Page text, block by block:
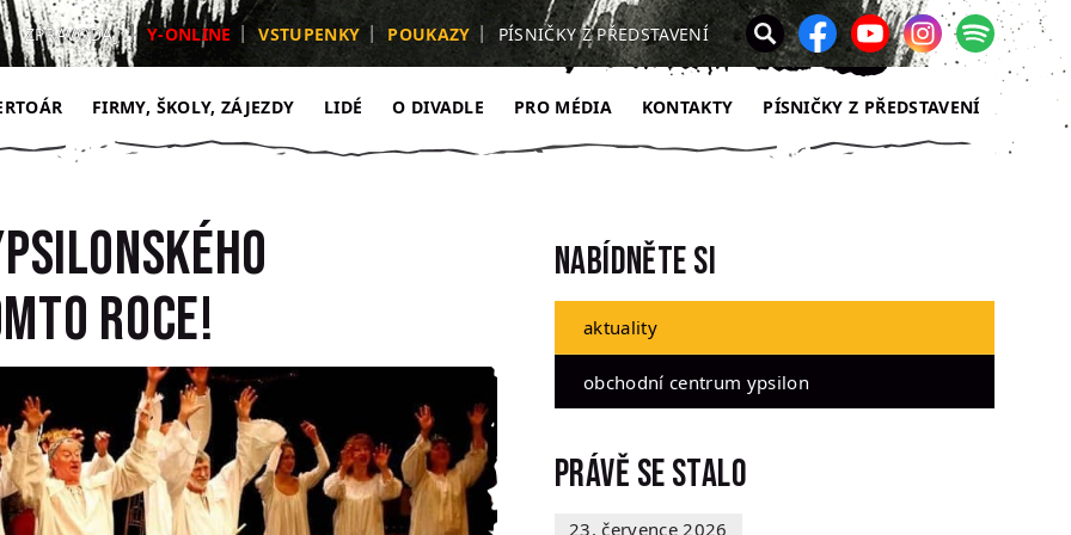
FIRMY, ŠKOLY, ZÁJEZDY LIDÉ O DIVADLE PRO MÉDIA KONTAKTY PÍSNIČKY Z PŘEDSTAVENÍ
ZPRAVODAJ Y-ONLINE VSTUPENKY POUKAZY PÍSNIČKY Z PŘEDSTAVENÍ
roce!
Nabídněte si
aktuality
obchodní centrum ypsilon
Právě se stalo
23. července 2026